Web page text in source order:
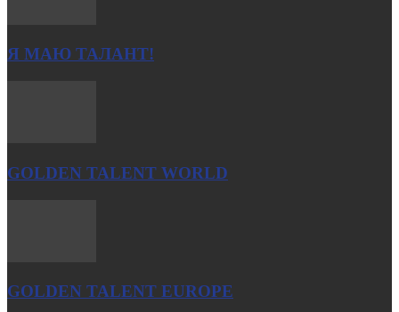
Я МАЮ ТАЛАНТ!
GOLDEN TALENT WORLD
GOLDEN TALENT EUROPE